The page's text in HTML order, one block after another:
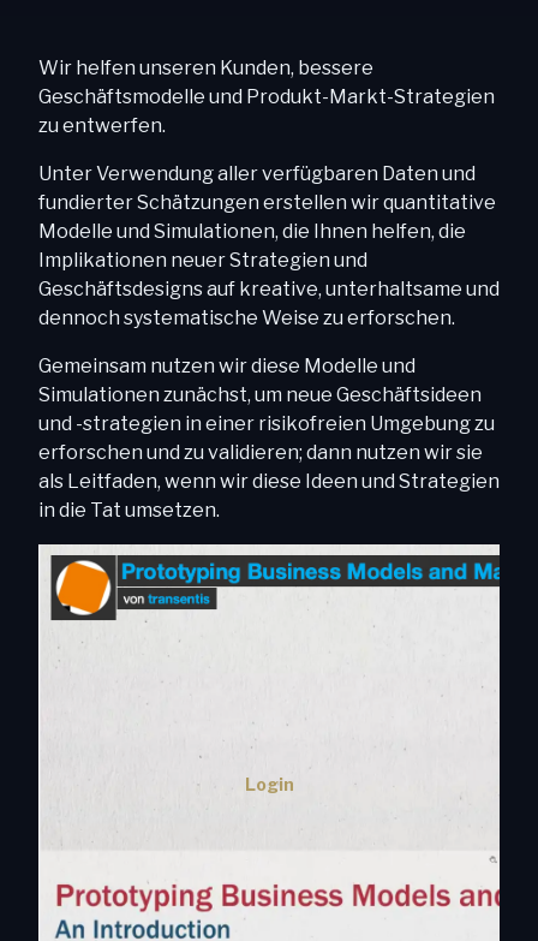
Wir helfen unseren Kunden, bessere
Geschäftsmodelle und Produkt-Markt-Strategien
zu entwerfen.
Unter Verwendung aller verfügbaren Daten und
fundierter Schätzungen erstellen wir quantitative
Modelle und Simulationen, die Ihnen helfen, die
Implikationen neuer Strategien und
Geschäftsdesigns auf kreative, unterhaltsame und
dennoch systematische Weise zu erforschen.
Gemeinsam nutzen wir diese Modelle und
Simulationen zunächst, um neue Geschäftsideen
und -strategien in einer risikofreien Umgebung zu
erforschen und zu validieren; dann nutzen wir sie
als Leitfaden, wenn wir diese Ideen und Strategien
in die Tat umsetzen.
Login